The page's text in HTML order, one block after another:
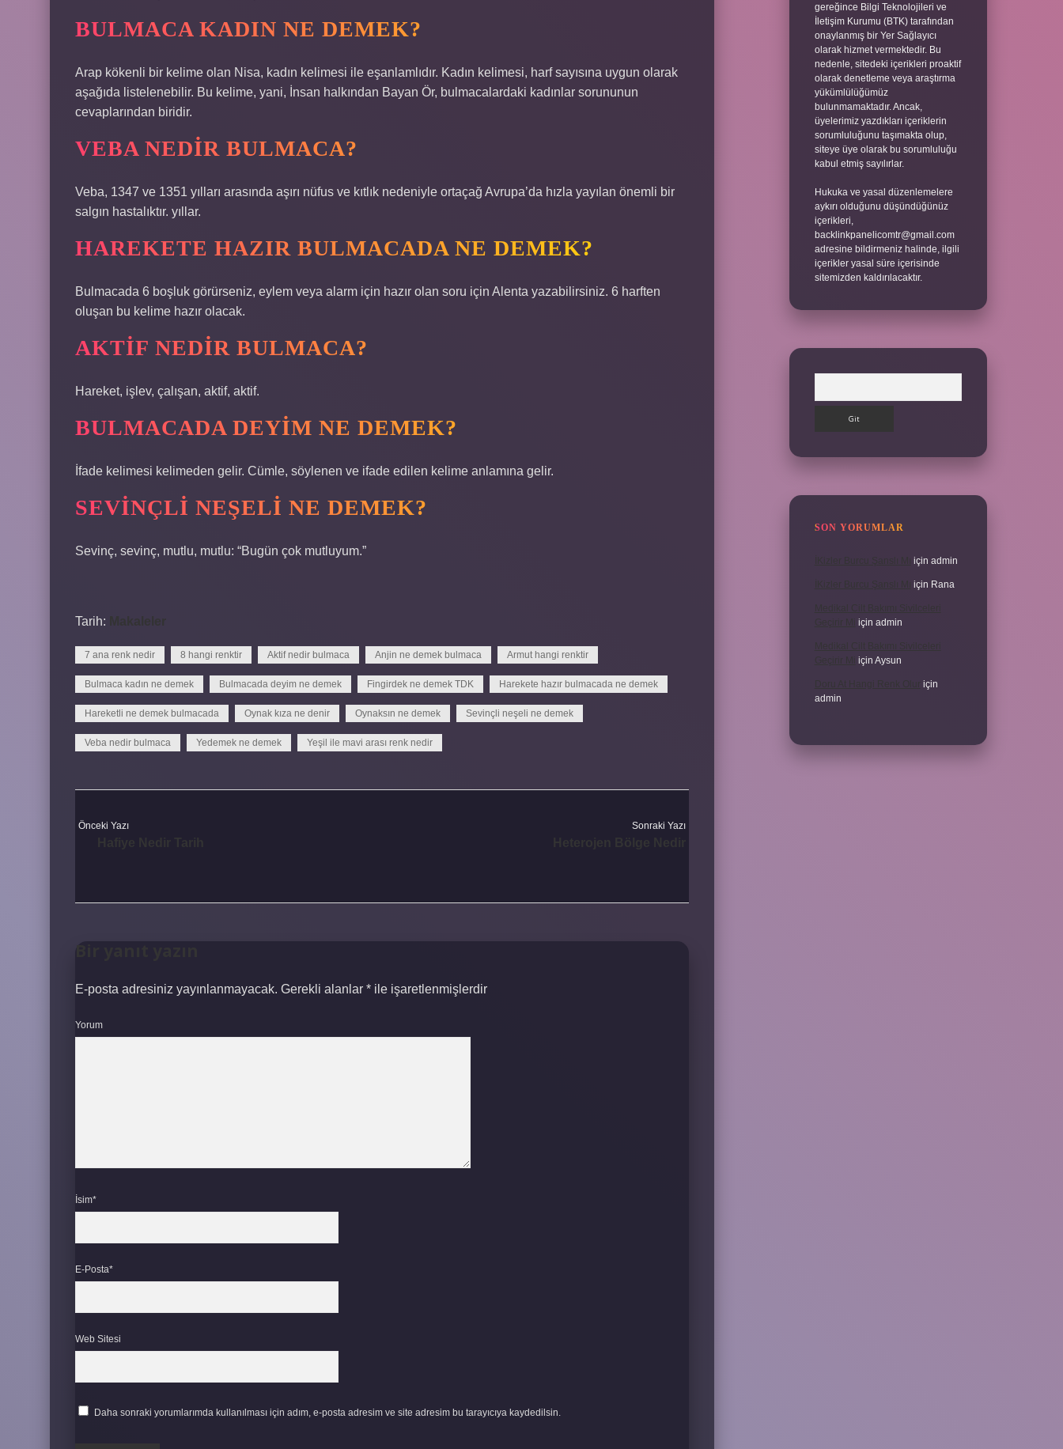
BULMACA KADIN NE DEMEK?
Arap kökenli bir kelime olan Nisa, kadın kelimesi ile eşanlamlıdır. Kadın kelimesi, harf sayısına uygun olarak
aşağıda listelenebilir. Bu kelime, yani, İnsan halkından Bayan Ör, bulmacalardaki kadınlar sorununun
cevaplarından biridir.
VEBA NEDIR BULMACA?
Veba, 1347 ve 1351 yılları arasında aşırı nüfus ve kıtlık nedeniyle ortaçağ Avrupa’da hızla yayılan önemli bir
salgın hastalıktır. yıllar.
HAREKETE HAZIR BULMACADA NE DEMEK?
Bulmacada 6 boşluk görürseniz, eylem veya alarm için hazır olan soru için Alenta yazabilirsiniz. 6 harften
oluşan bu kelime hazır olacak.
AKTIF NEDIR BULMACA?
Hareket, işlev, çalışan, aktif, aktif.
BULMACADA DEYIM NE DEMEK?
İfade kelimesi kelimeden gelir. Cümle, söylenen ve ifade edilen kelime anlamına gelir.
SEVINÇLI NEŞELI NE DEMEK?
Sevinç, sevinç, mutlu, mutlu: “Bugün çok mutluyum.”
Tarih: Makaleler
7 ana renk nedir 8 hangi renktir Aktif nedir bulmaca Anjin ne demek bulmaca Armut hangi renktir
Bulmaca kadın ne demek Bulmacada deyim ne demek Fingirdek ne demek TDK Harekete hazır bulmacada ne demek
Hareketli ne demek bulmacada Oynak kıza ne denir Oynaksın ne demek Sevinçli neşeli ne demek
Veba nedir bulmaca Yedemek ne demek Yeşil ile mavi arası renk nedir
Önceki Yazı Sonraki Yazı
Bir yanıt yazın
E-posta adresiniz yayınlanmayacak. Gerekli alanlar * ile işaretlenmişlerdir
Yorum
İsim*
E-Posta*
Web Sitesi
Daha sonraki yorumlarımda kullanılması için adım, e-posta adresim ve site adresim bu tarayıcıya kaydedilsin.
gereğince Bilgi Teknolojileri ve
İletişim Kurumu (BTK) tarafından
onaylanmış bir Yer Sağlayıcı
olarak hizmet vermektedir. Bu
nedenle, sitedeki içerikleri proaktif
olarak denetleme veya araştırma
yükümlülüğümüz
bulunmamaktadır. Ancak,
üyelerimiz yazdıkları içeriklerin
sorumluluğunu taşımakta olup,
siteye üye olarak bu sorumluluğu
kabul etmiş sayılırlar.
Hukuka ve yasal düzenlemelere
aykırı olduğunu düşündüğünüz
içerikleri,
backlinkpanelicomtr@gmail.com
adresine bildirmeniz halinde, ilgili
içerikler yasal süre içerisinde
sitemizden kaldırılacaktır.
SON YORUMLAR
için admin
için Rana
için admin
için Aysun
için
admin